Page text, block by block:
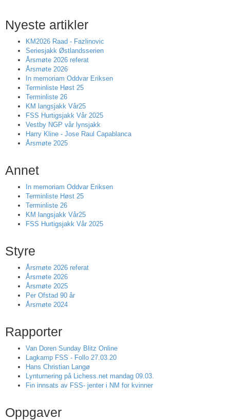
Nyeste artikler
KM2026 Raad - Fazlinovic
Seriesjakk Østlandsserien
Årsmøte 2026 referat
Årsmøte 2026
In memoriam Oddvar Eriksen
Terminliste Høst 25
Terminliste 26
KM langsjakk Vår25
FSS Hurtigsjakk Vår 2025
Vestby NGP vår lynsjakk
Harry Kline - Jose Raul Capablanca
Årsmøte 2025
Annet
In memoriam Oddvar Eriksen
Terminliste Høst 25
Terminliste 26
KM langsjakk Vår25
FSS Hurtigsjakk Vår 2025
Styre
Årsmøte 2026 referat
Årsmøte 2026
Årsmøte 2025
Per Ofstad 90 år
Årsmøte 2024
Rapporter
Van Doren Sunday Blitz Online
Lagkamp FSS - Follo 27.03.20
Hans Christian Langø
Lynturnering på Lichess.net mandag 09.03.
Fin innsats av FSS- jenter i NM for kvinner
Oppgaver